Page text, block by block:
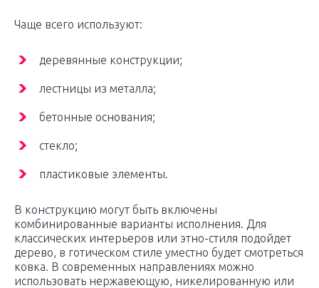
Чаще всего используют:
деревянные конструкции;
лестницы из металла;
бетонные основания;
стекло;
пластиковые элементы.
В конструкцию могут быть включены
комбинированные варианты исполнения. Для
классических интерьеров или этно-стиля подойдет
дерево, в готическом стиле уместно будет смотреться
ковка. В современных направлениях можно
использовать нержавеющую, никелированную или